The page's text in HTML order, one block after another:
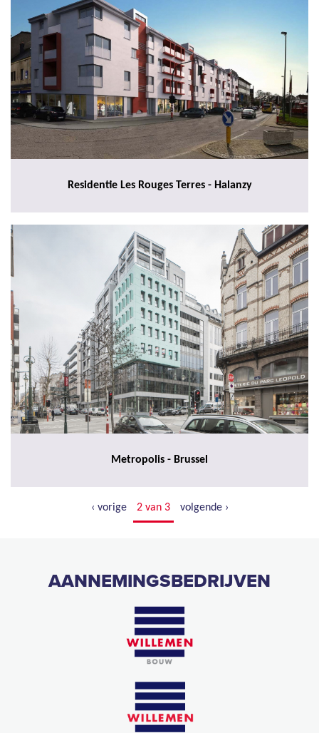
Residentie Les Rouges Terres - Halanzy
Metropolis - Brussel
‹ vorige 2 van 3 volgende ›
AANNEMINGSBEDRIJVEN